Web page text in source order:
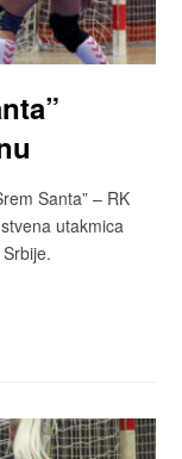
Santa” – RK
utakmica